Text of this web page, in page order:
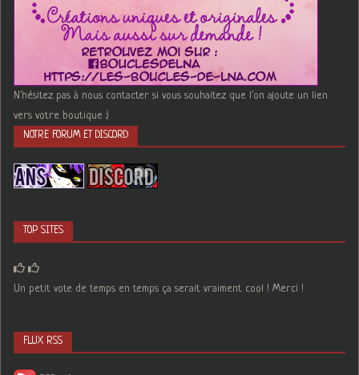
N'hésitez pas à nous contacter si vous souhaitez que l'on ajoute un lien
vers votre boutique :)
NOTRE FORUM ET DISCORD
TOP SITES
Un petit vote de temps en temps ça serait vraiment cool ! Merci !
FLUX RSS